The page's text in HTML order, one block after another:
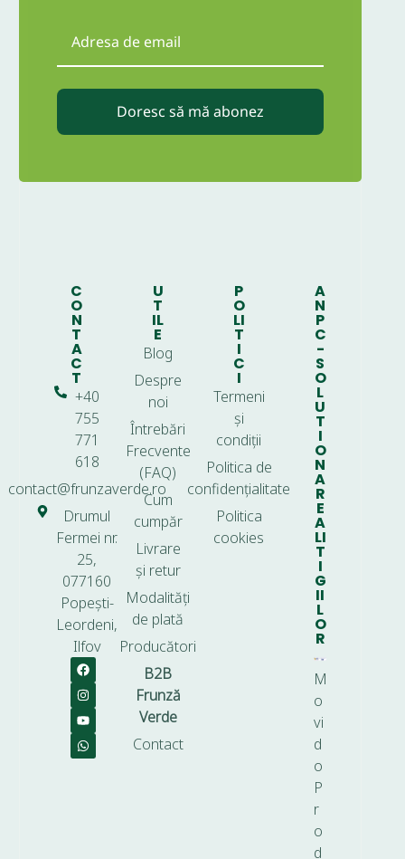
Doresc să mă abonez
C
O
N
T
A
C
T
+40
755
771
618
contact@frunzaverde.ro
Drumul
Fermei nr.
25,
077160
Popești-
Leordeni,
Ilfov
U
T
IL
E
Blog
Despre
noi
Întrebări
Frecvente
(FAQ)
Cum
cumpăr
Livrare
și retur
Modalități
de plată
Producători
B2B
Frunză
Verde
Contact
P
O
LI
T
I
C
I
Termeni
și
condiții
Politica de
confidențialitate
Politica
cookies
A
N
P
C
-
S
O
L
U
T
I
O
N
A
R
E
A
LI
T
I
G
II
L
O
R
M
o
vi
d
o
P
r
o
d